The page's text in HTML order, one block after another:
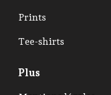
Prints
Tee-shirts
Plus